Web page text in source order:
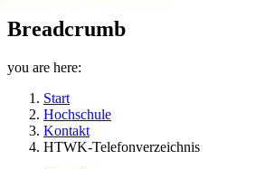
Breadcrumb
you are here:
Start
Hochschule
Kontakt
HTWK-Telefonverzeichnis